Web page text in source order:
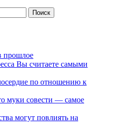
Поиск
прошлое
Вы считаете самыми
по отношению к
муки совести — самое
могут повлиять на